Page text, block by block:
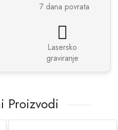
7 dana povrata
Lasersko
graviranje
Proizvodi